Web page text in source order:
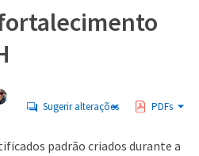
Sugerir alterações PDFs
padrão criados durante a